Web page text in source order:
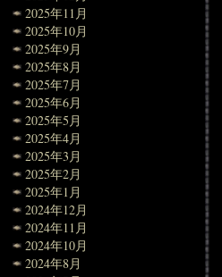
2025年11月
2025年10月
2025年9月
2025年8月
2025年7月
2025年6月
2025年5月
2025年4月
2025年3月
2025年2月
2025年1月
2024年12月
2024年11月
2024年10月
2024年8月